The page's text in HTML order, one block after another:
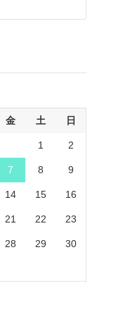
金 土 日
1 2
7 8 9
14 15 16
21 22 23
28 29 30